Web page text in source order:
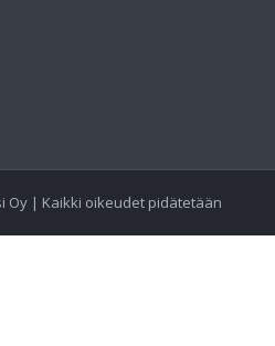
Oy | Kaikki oikeudet pidätetään